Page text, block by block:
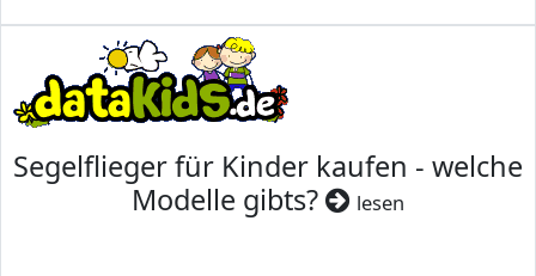
Segelflieger für Kinder kaufen - welche
Modelle gibts?
lesen